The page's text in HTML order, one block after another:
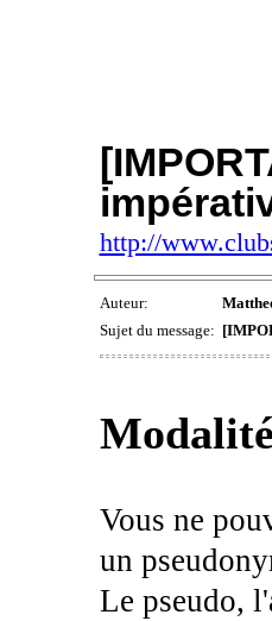
http://
Auteur:
Sujet du message:
Vous ne
un
Le pseudo,